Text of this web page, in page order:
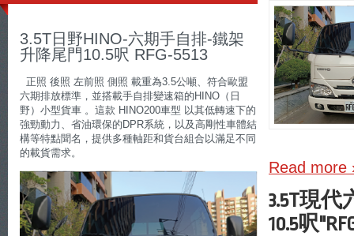
3.5T日野HINO-六期手自排-鐵架
升降尾門10.5呎 RFG-5513
正照 後照 左前照 側照 載重為3.5公噸、符合歐盟
六期排放標準，並搭載手自排變速箱的HINO（日
野）小型貨車 。這款 HINO200車型 以其低轉速下的
強勁動力、省油環保的DPR系統，以及高剛性車體結
構等特點聞名，提供多種軸距和貨台組合以滿足不同
的載貨需求。
Read more
3.5T現
10.5呎